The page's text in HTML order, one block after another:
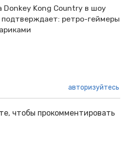
Donkey Kong Country в шоу
подтверждает: ретро-геймеры
авторизуйтесь
чтобы прокомментировать